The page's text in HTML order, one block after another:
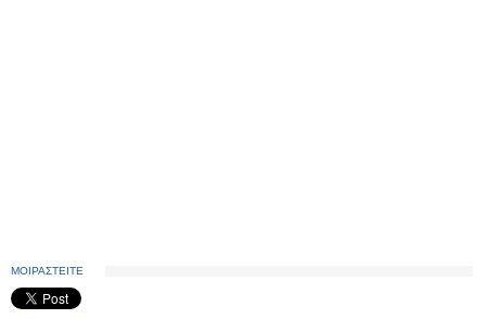
ΜΟΙΡΑΣΤΕΙΤΕ